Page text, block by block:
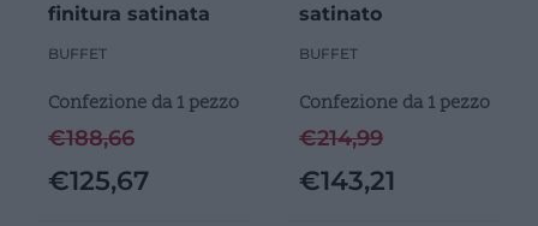
finitura satinata
BUFFET
Confezione da 1 pezzo
€188,66
€125,67
satinato
BUFFET
Confezione da 1 pezzo
€214,99
€143,21